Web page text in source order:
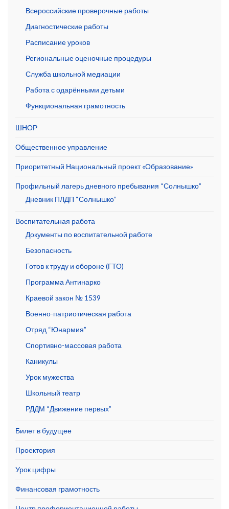
Всероссийские проверочные работы
Диагностические работы
Расписание уроков
Региональные оценочные процедуры
Служба школьной медиации
Работа с одарёнными детьми
Функциональная грамотность
ШНОР
Общественное управление
Приоритетный Национальный проект «Образование»
Профильный лагерь дневного пребывания “Солнышко”
Дневник ПЛДП “Солнышко”
Воспитательная работа
Документы по воспитательной работе
Безопасность
Готов к труду и обороне (ГТО)
Программа Антинарко
Краевой закон № 1539
Военно-патриотическая работа
Отряд “Юнармия”
Спортивно-массовая работа
Каникулы
Урок мужества
Школьный театр
РДДМ “Движение первых”
Билет в будущее
Проектория
Урок цифры
Финансовая грамотность